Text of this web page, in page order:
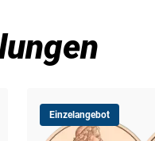
Einzelangebot